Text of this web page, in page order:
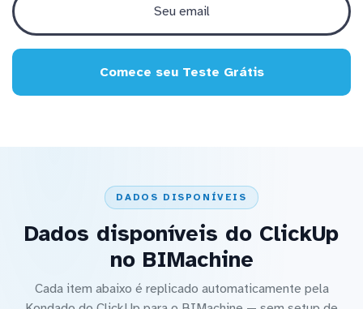
Comece seu Teste Grátis
DADOS DISPONÍVEIS
Dados disponíveis do ClickUp
no BIMachine
Cada item abaixo é replicado automaticamente pela